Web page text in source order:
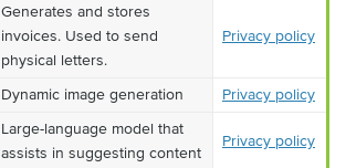
Generates and stores
invoices. Used to send
physical letters.
Privacy policy
Dynamic image generation Privacy policy
Large-language model that
assists in suggesting content
Privacy policy